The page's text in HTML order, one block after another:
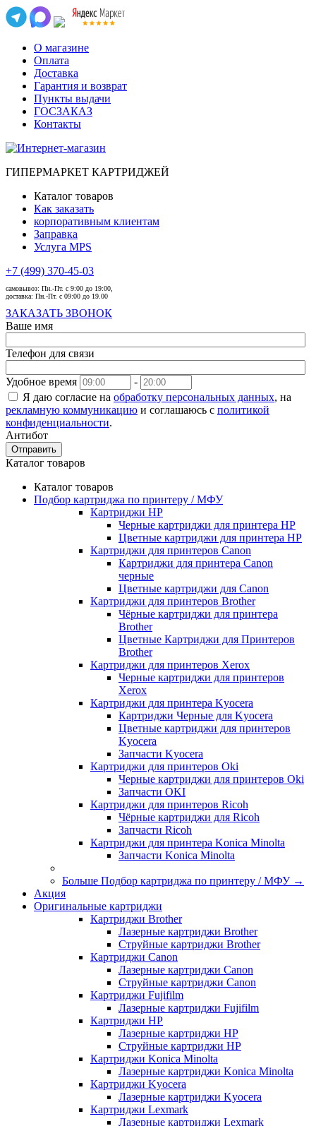
О магазине
Оплата
Доставка
Гарантия и возврат
Пункты выдачи
ГОСЗАКАЗ
Контакты
ГИПЕРМАРКЕТ КАРТРИДЖЕЙ
Каталог товаров
Как заказать
корпоративным клиентам
Заправка
Услуга MPS
+7 (499) 370-45-03
самовывоз: Пн.-Пт. с 9:00 до 19:00,
доставка: Пн.-Пт. с 09:00 до 19.00
ЗАКАЗАТЬ ЗВОНОК
Ваше имя
Телефон для связи
Удобное время
-
Я даю согласие на обработку персональных данных, на
рекламную коммуникацию и соглашаюсь с политикой
конфиденциальности.
Антибот
Отправить
Каталог товаров
Каталог товаров
Подбор картриджа по принтеру / МФУ
Картриджи HP
Черные картриджи для принтера HP
Цветные картриджи для принтера HP
Картриджи для принтеров Сanon
Картриджи для принтера Сanon
черные
Цветные картриджи для Сanon
Картриджи для принтеров Brother
Чёрные картриджи для принтера
Brother
Цветные Картриджи для Принтеров
Brother
Картриджи для принтеров Xerox
Черные картриджи для принтеров
Xerox
Картриджи для принтера Kyocera
Картриджи Черные для Kyocera
Цветные картриджи для принтеров
Kyocera
Запчасти Kyocera
Картриджи для принтеров Oki
Черные картриджи для принтеров Oki
Запчасти OKI
Картриджи для принтеров Ricoh
Чёрные картриджи для Ricoh
Запчасти Ricoh
Картриджи для принтера Konica Minolta
Запчасти Koniсa Minolta
Больше Подбор картриджа по принтеру / МФУ →
Акция
Оригинальные картриджи
Картриджи Brother
Лазерные картриджи Brother
Струйные картриджи Brother
Картриджи Canon
Лазерные картриджи Canon
Струйные картриджи Canon
Картриджи Fujifilm
Лазерные картриджи Fujifilm
Картриджи HP
Лазерные картриджи HP
Струйные картриджи HP
Картриджи Konica Minolta
Лазерные картриджи Konica Minolta
Картриджи Kyocera
Лазерные картриджи Kyocera
Картриджи Lexmark
Лазерные картриджи Lexmark